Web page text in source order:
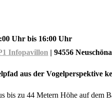
Uhr bis 16:00 Uhr
Infopavillon | 94556
aus der Vogelperspektive
bis zu 44 Metern Höhe auf